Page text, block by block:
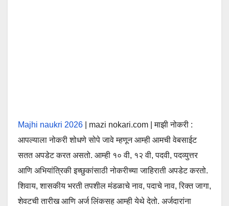
Majhi naukri 2026 | mazi nokari.com | माझी नोकरी :
आपल्याला नोकरी शोधणे सोपे जावे म्हणून आम्ही आमची वेबसाईट
सतत अपडेट करत असतो. आम्ही १० वी, १२ वी, पदवी, पदव्युत्तर
आणि अभियांत्रिकी इच्छुकांसाठी नोकरीच्या जाहिराती अपडेट करतो.
शिवाय, शासकीय भरती तपशील मंडळाचे नाव, पदाचे नाव, रिक्त जागा,
शेवटची तारीख आणि अर्ज लिंकसह आम्ही येथे देतो. अर्जदारांना